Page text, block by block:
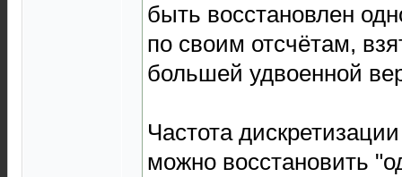
быть восстановлен
по своим отсчётам,
большей удвоенной
Частота
можно восстановить